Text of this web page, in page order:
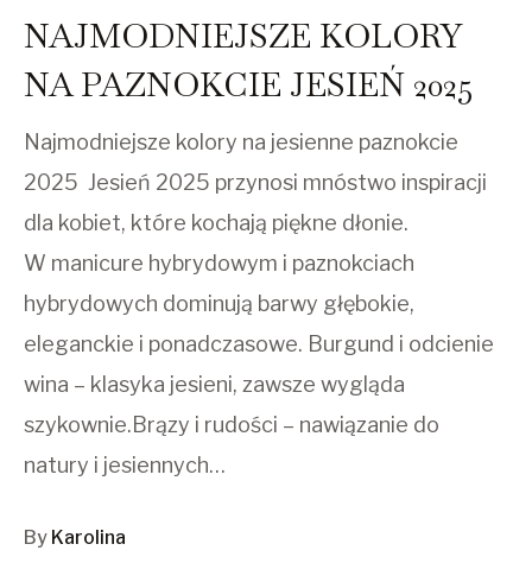
NAJMODNIEJSZE KOLORY
NA PAZNOKCIE JESIEŃ 2025
Najmodniejsze kolory na jesienne paznokcie
2025 Jesień 2025 przynosi mnóstwo inspiracji
dla kobiet, które kochają piękne dłonie.
W manicure hybrydowym i paznokciach
hybrydowych dominują barwy głębokie,
eleganckie i ponadczasowe. Burgund i odcienie
wina – klasyka jesieni, zawsze wygląda
szykownie.Brązy i rudości – nawiązanie do
natury i jesiennych…
By Karolina